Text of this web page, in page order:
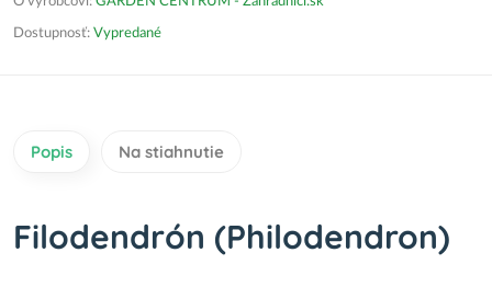
Dostupnosť: Vypredané
Popis Na stiahnutie
Filodendrón (Philodendron)